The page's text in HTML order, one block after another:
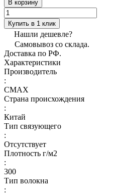
В корзину
Купить в 1 клик
Нашли дешевле?
Самовывоз со склада.
Доставка по РФ.
Характеристики
Производитель
:
CMAX
Страна происхождения
:
Китай
Тип связующего
:
Отсутствует
Плотность г/м2
:
300
Тип волокна
: